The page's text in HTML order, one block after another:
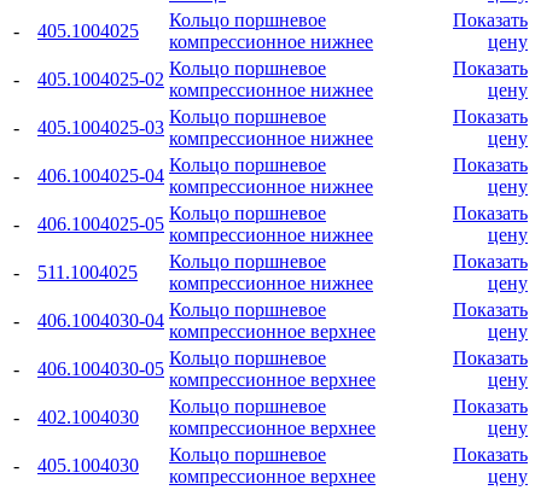
-
405.1004025
Кольцо поршневое
компрессионное нижнее
Показать
цену
-
405.1004025-02
Кольцо поршневое
компрессионное нижнее
Показать
цену
-
405.1004025-03
Кольцо поршневое
компрессионное нижнее
Показать
цену
-
406.1004025-04
Кольцо поршневое
компрессионное нижнее
Показать
цену
-
406.1004025-05
Кольцо поршневое
компрессионное нижнее
Показать
цену
-
511.1004025
Кольцо поршневое
компрессионное нижнее
Показать
цену
-
406.1004030-04
Кольцо поршневое
компрессионное верхнее
Показать
цену
-
406.1004030-05
Кольцо поршневое
компрессионное верхнее
Показать
цену
-
402.1004030
Кольцо поршневое
компрессионное верхнее
Показать
цену
-
405.1004030
Кольцо поршневое
компрессионное верхнее
Показать
цену